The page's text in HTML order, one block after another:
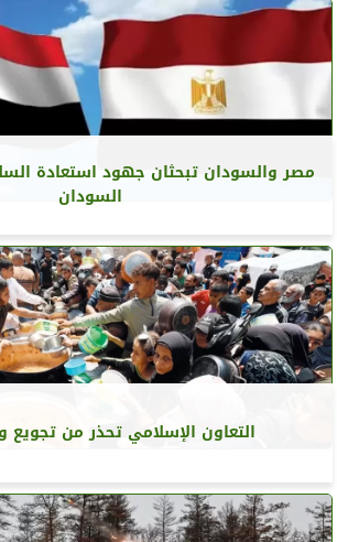
مصر والسودان تبحثان جهود استعادة
السودان
التعاون الإسلامي تحذر من تجويع